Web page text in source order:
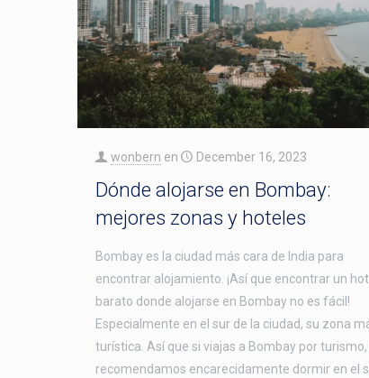
wonbern en December 16, 2023
Dónde alojarse en Bombay:
mejores zonas y hoteles
Bombay es la ciudad más cara de India para
encontrar alojamiento. ¡Así que encontrar un
barato donde alojarse en Bombay no es fácil!
Especialmente en el sur de la ciudad, su zona
turística. Así que si viajas a Bombay por
recomendamos encarecidamente dormir en el